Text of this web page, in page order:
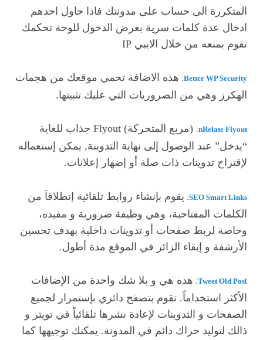
المتكررة الى حساب على مدونتك فاذا حاول احدهم
ادخال عدة كلمات سرية بغرض الدخول للوحة تحكمك
تقوم بمنعه من خلال الايبي IP
Better WP Security
: هذه الاضافة تحمي موقعك من هجمات
الهكرز وهي من الضروريات التي عليك تثبيتها.
nRelate Flyout
:
(مربع المتحركة) Flyout جذاب للغاية
“يدخل” عند الوصول إلى نهاية التدوينة, يمكن إستعماله
لإقتراح تدوينات ذات صلة أو إضهار إعلانات.
SEO Smart Links
: يقوم بإنشاء روابط تلقائية إنطلاقاَ من
الكلمات المفتاحية، وهي وظيفة ضرورية و مفيده،
وخاصة لربط صفحات أو تدوينات داخلية بهدف تحسين
الأرشفة و إبقاء الزائر في الموقع مدة أطول.
Tweet Old Post:
هذه هي و بلا شك واحدة من الإضافات
الأكثر استخداماً. تقوم بتصفح دائري بإستمرار لجميع
الصفحات و التدوينات لإعادة نشرها تلقائياً في تويتر و
ذالك لتوليد حراك دائم في المدونة. يمكنك توجيهها كما